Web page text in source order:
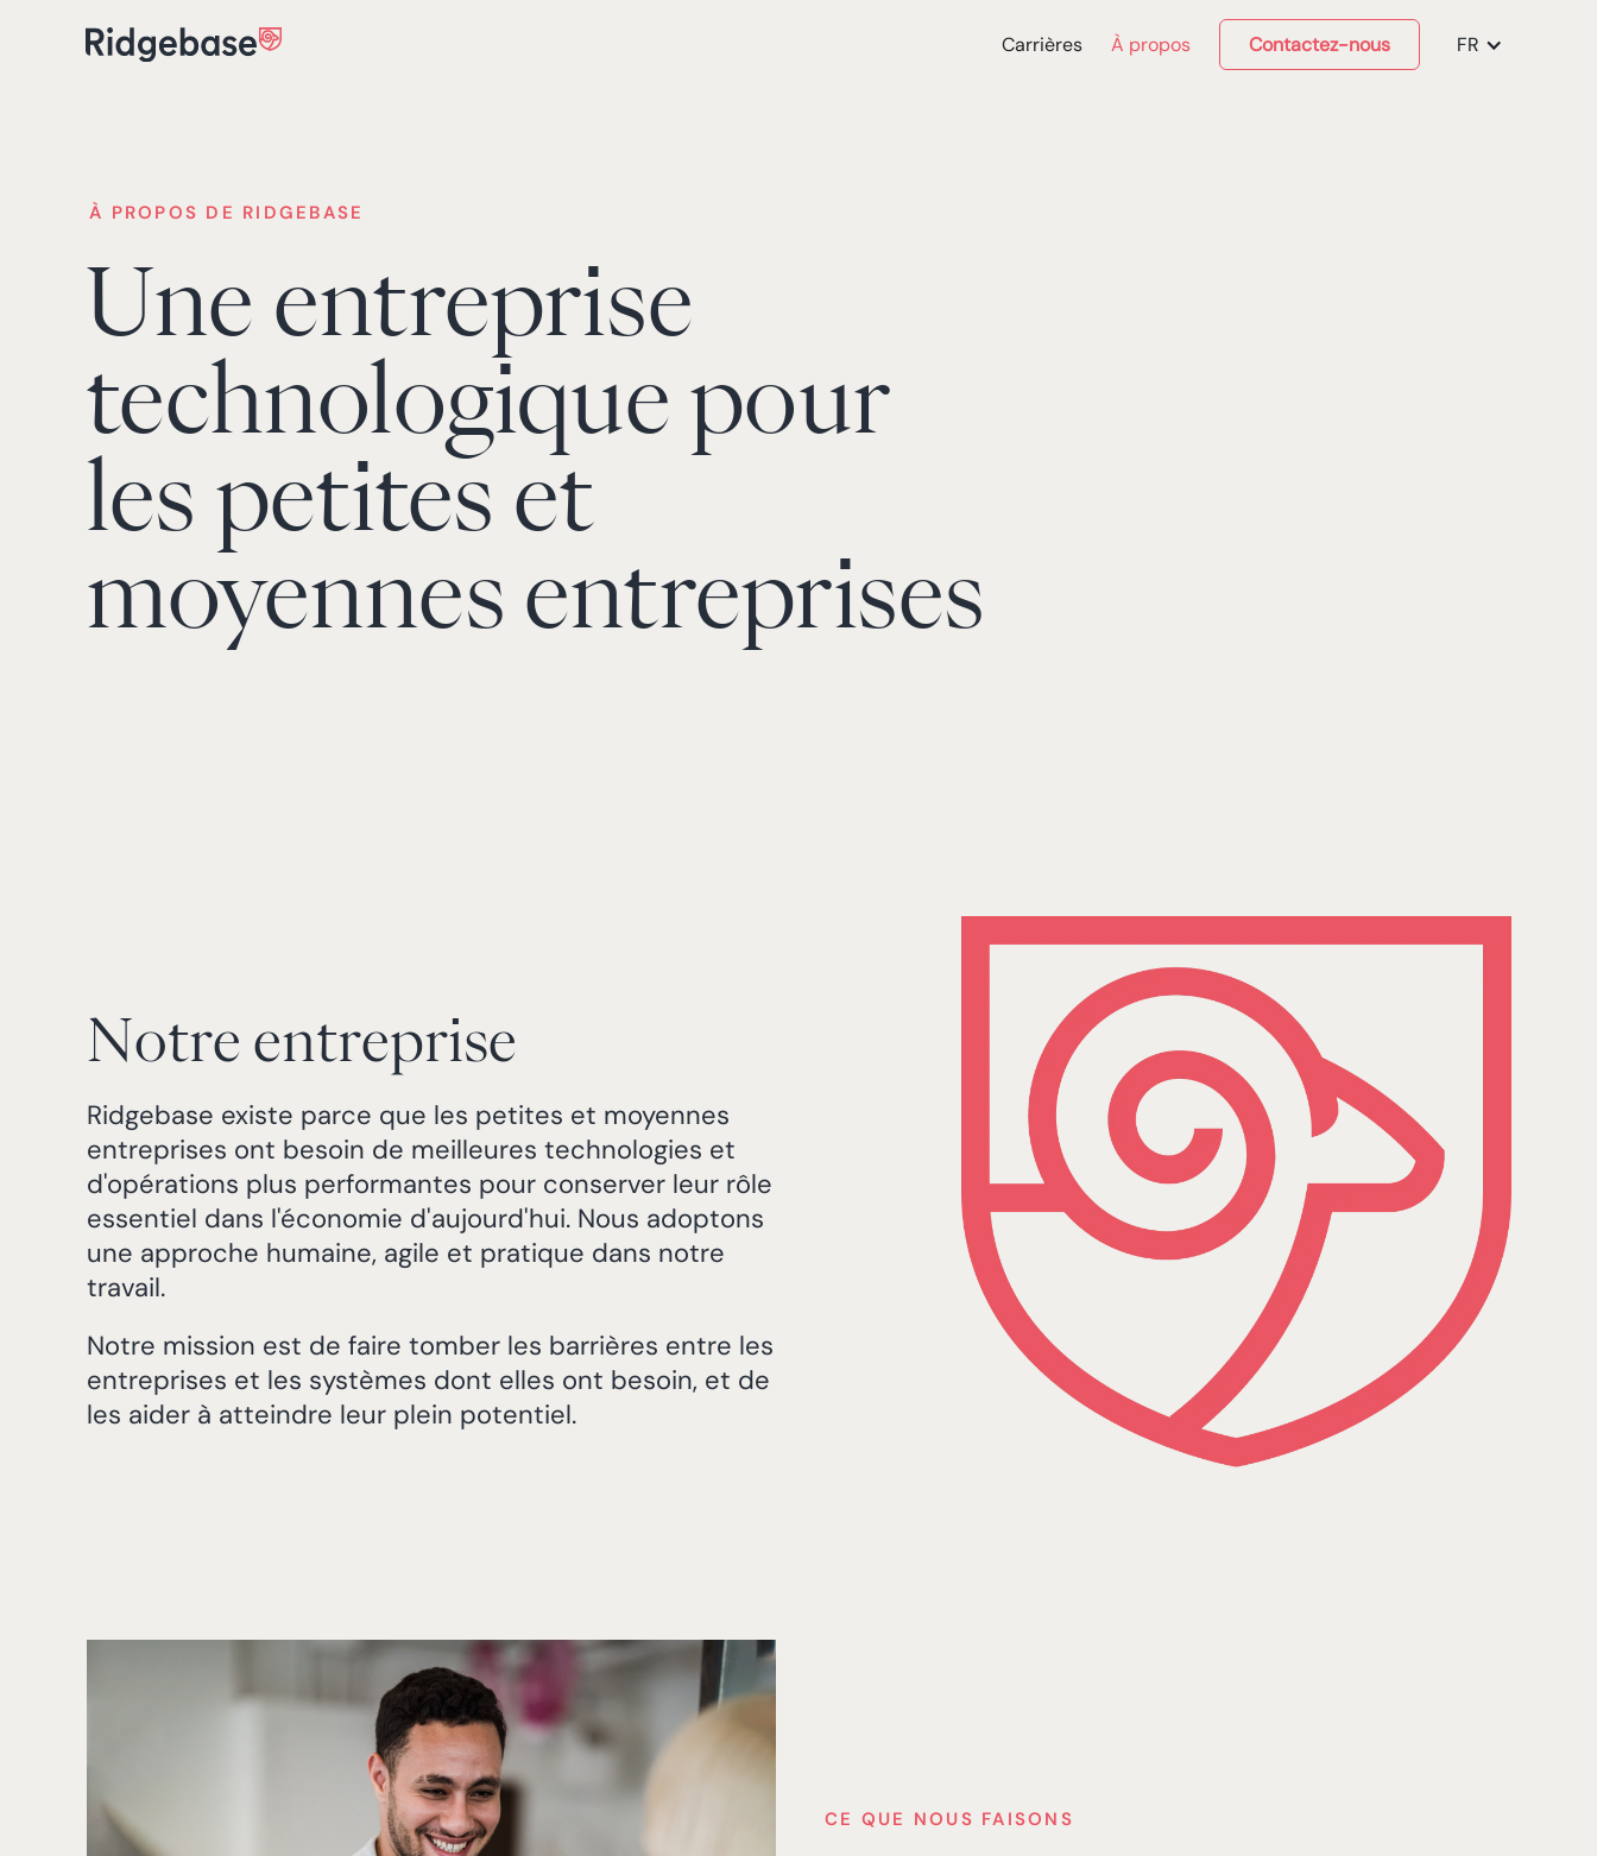
Carrières À propos Contactez-nous FR
À PROPOS DE RIDGEBASE
Une entreprise
technologique pour
les petites et
moyennes entreprises
Notre entreprise
Ridgebase existe parce que les petites et moyennes
entreprises ont besoin de meilleures technologies et
d'opérations plus performantes pour conserver leur rôle
essentiel dans l'économie d'aujourd'hui. Nous adoptons
une approche humaine, agile et pratique dans notre
travail.
Notre mission est de faire tomber les barrières entre les
entreprises et les systèmes dont elles ont besoin, et de
les aider à atteindre leur plein potentiel.
CE QUE NOUS FAISONS